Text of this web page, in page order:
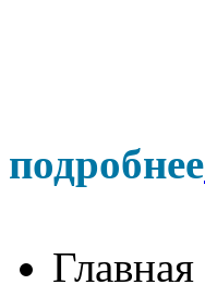
подробнее
Главная